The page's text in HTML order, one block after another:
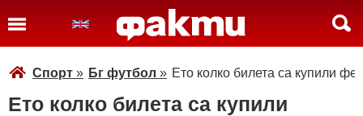
Спорт » Бг футбол » Ето колко билета са купили
Ето колко билета са купили